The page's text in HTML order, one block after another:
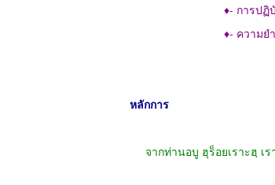
♦- การป
♦- ความย
หลักการ
จากท่านอบู ฮุร็อยเราะฮฺ เร